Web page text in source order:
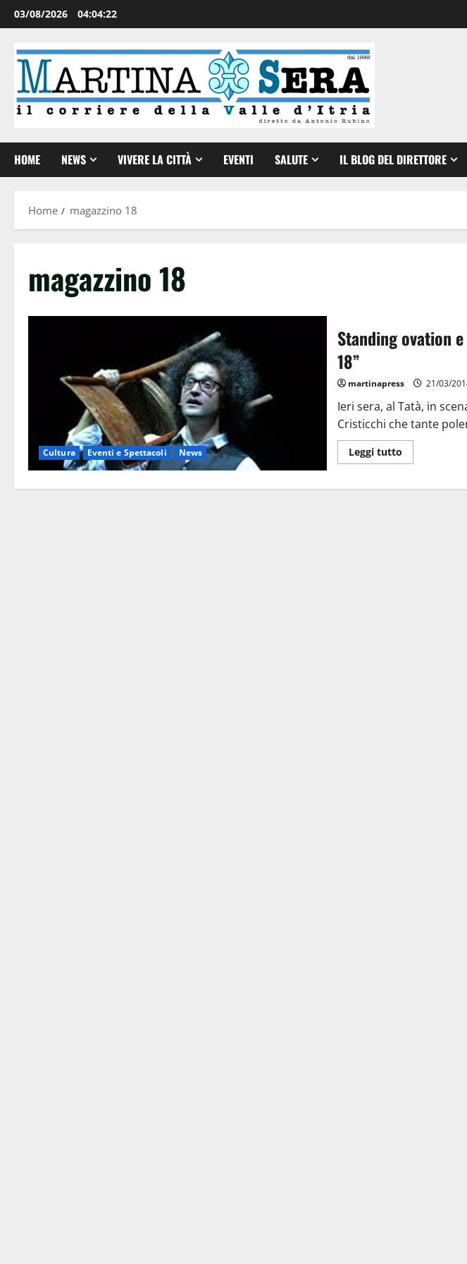
03/08/2026 04:04:23
HOME NEWS VIVERE LA CITTÀ EVENTI SALUTE IL BLOG DEL DIRETTORE
Home magazzino 18
magazzino 18
Cultura Eventi e Spettacoli News
Standing ovation
18”
martinapress 21/03/
Ieri sera, al Tatà, in
Cristicchi che tante
Leggi tutto